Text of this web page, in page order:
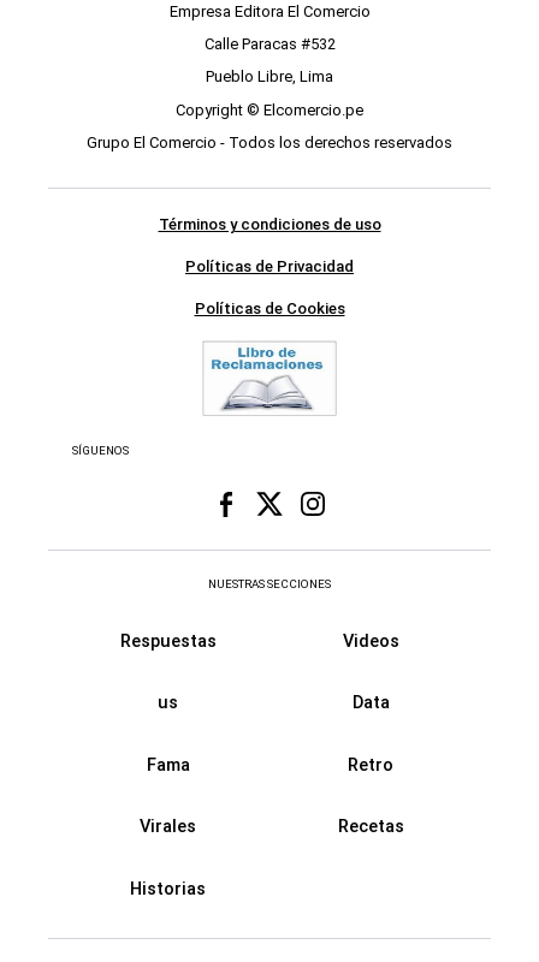
Empresa Editora El Comercio
Calle Paracas #532
Pueblo Libre, Lima
Copyright © Elcomercio.pe
Grupo El Comercio - Todos los derechos reservados
Términos y condiciones de uso
Políticas de Privacidad
Políticas de Cookies
SÍGUENOS
NUESTRAS SECCIONES
Respuestas Videos
us Data
Fama Retro
Virales Recetas
Historias